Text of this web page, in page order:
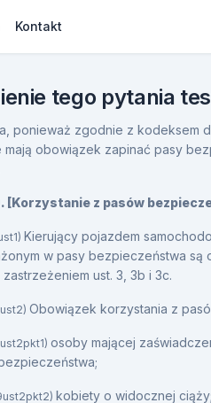
Kontakt
tego pytania
ponieważ zgodnie z kodeksem
obowiązek zapinać pasy
[Korzystanie z pasów
Kierujący pojazdem
w pasy bezpieczeństwa
ust. 3, 3b i 3c.
Obowiązek korzystania z
osoby mającej
kobiety o widocznej ciąży;